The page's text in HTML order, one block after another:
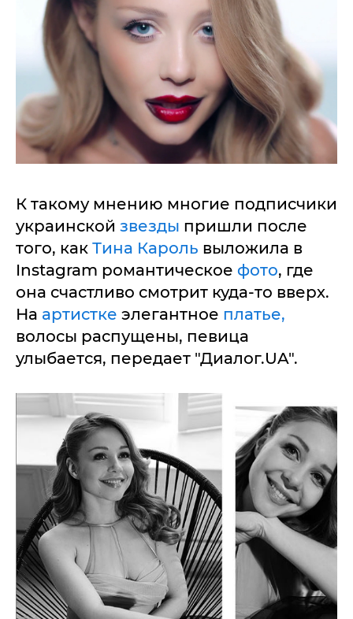
К такому мнению многие подписчики
украинской звезды пришли после
того, как Тина Кароль выложила в
Instagram романтическое фото, где
она счастливо смотрит куда-то вверх.
На артистке элегантное платье,
волосы распущены, певица
улыбается, передает "Диалог.UA".